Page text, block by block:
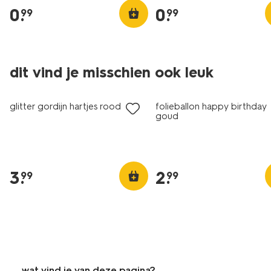
0.
99 0.
99
dit vind je misschien ook leuk
glitter gordijn hartjes rood
3.
99
folieballon happy birthday
goud
2.
99